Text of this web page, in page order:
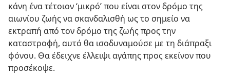
κάνη ένα τέτοιον ‘μικρό’ που είναι στον δρόμο της
αιωνίου ζωής να σκανδαλισθή ως το σημείο να
εκτραπή από τον δρόμο της ζωής προς την
καταστροφή, αυτό θα ισοδυναμούσε με τη διάπραξι
φόνου. Θα έδειχνε έλλειψι αγάπης προς εκείνον που
προσέκοψε.